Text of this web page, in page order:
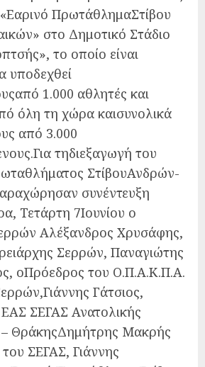
ΠρωτάθλημαΣτίβου
στο Δημοτικό Στάδιο
το οποίο είναι
υποδεχθεί
1.000 αθλητές και
όλη τη χώρα καισυνολικά
από 3.000
τηδιεξαγωγή του
ΣτίβουΑνδρών-
συνέντευξη
Τετάρτη 7Ιουνίου ο
Αλέξανδρος Χρυσάφης,
Σερρών, Παναγιώτης
οΠρόεδρος του Ο.Π.Α.Κ.Π.Α.
Γάτσιος,
ΣΕΓΑΣ Ανατολικής
ΘράκηςΔημήτρης Μακρής
του ΣΕΓΑΣ, Γιάννης